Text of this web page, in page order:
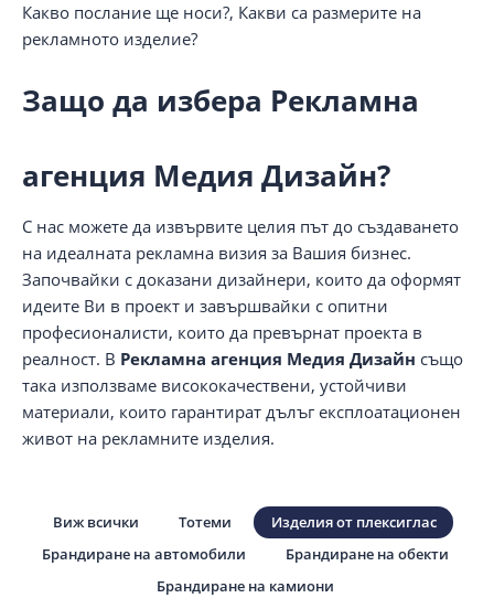
Какво послание ще носи?, Какви са размерите на
рекламното изделие?
Защо да избера Рекламна
агенция Медия Дизайн?
С нас можете да извървите целия път до създаването
на идеалната рекламна визия за Вашия бизнес.
Започвайки с доказани дизайнери, които да оформят
идеите Ви в проект и завършвайки с опитни
професионалисти, които да превърнат проекта в
реалност. В Рекламна агенция Медия Дизайн също
така използваме висококачествени, устойчиви
материали, които гарантират дълъг експлоатационен
живот на рекламните изделия.
Виж всички Тотеми
Изделия от плексиглас
Брандиране на автомобили
Брандиране на обекти
Брандиране на камиони